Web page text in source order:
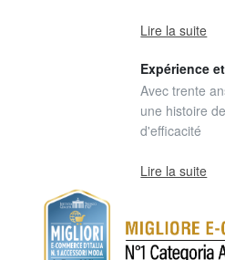
Lire la suite
Expérience
Avec trente
une histoire
d'efficacité
Lire la suite